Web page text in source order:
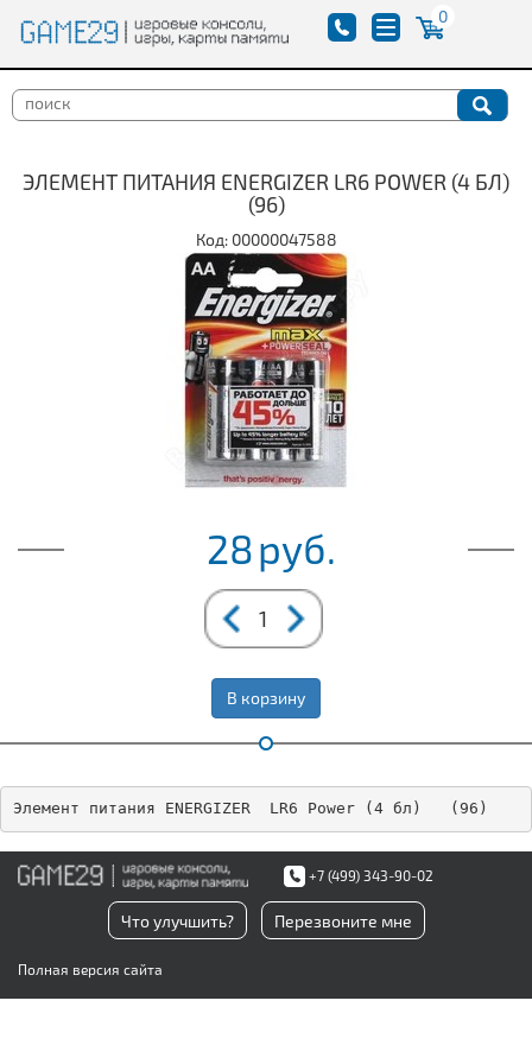
0
ЭЛЕМЕНТ ПИТАНИЯ ENERGIZER LR6 POWER (4 БЛ)
(96)
Код: 00000047588
28руб.
В корзину
Элемент питания ENERGIZER  LR6 Power (4 бл)   (96)
+7 (499) 343-90-02
Что улучшить? Перезвоните мне
Полная версия сайта